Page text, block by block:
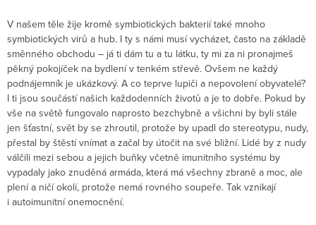
V našem těle žije kromě symbiotických bakterií také mnoho
symbiotických virů a hub. I ty s námi musí vycházet, často na základě
směnného obchodu – já ti dám tu a tu látku, ty mi za ni pronajmeš
pěkný pokojíček na bydlení v tenkém střevě. Ovšem ne každý
podnájemník je ukázkový. A co teprve lupiči a nepovolení obyvatelé?
I ti jsou součástí našich každodenních životů a je to dobře. Pokud by
vše na světě fungovalo naprosto bezchybně a všichni by byli stále
jen šťastní, svět by se zhroutil, protože by upadl do stereotypu, nudy,
přestal by štěstí vnímat a začal by útočit na své bližní. Lidé by z nudy
válčili mezi sebou a jejich buňky včetně imunitního systému by
vypadaly jako znuděná armáda, která má všechny zbraně a moc, ale
plení a ničí okolí, protože nemá rovného soupeře. Tak vznikají
i autoimunitní onemocnění.